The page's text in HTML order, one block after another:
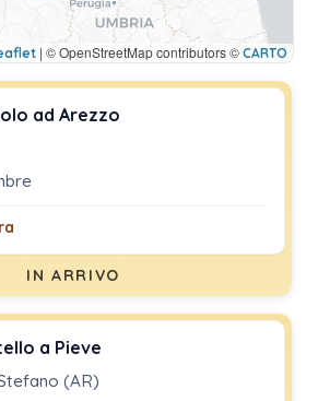
| © OpenStreetMap contributors © CARTO
ad Arezzo
IN ARRIVO
a Pieve
(AR)